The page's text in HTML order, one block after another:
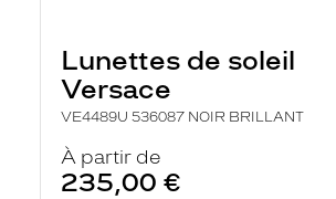
Lunettes de soleil
Versace
VE4489U 536087 NOIR BRILLANT
À partir de
235,00 €